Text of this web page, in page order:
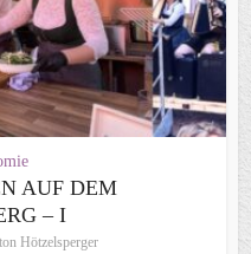
AUF DEM
– I
Hötzelsperger